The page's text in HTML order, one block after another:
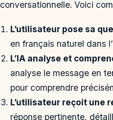
conversationnelle. Voici
L’utilisateur pose sa
en français naturel dans
L’IA analyse et
analyse le message en
pour comprendre
L’utilisateur reçoit une
réponse pertinente,